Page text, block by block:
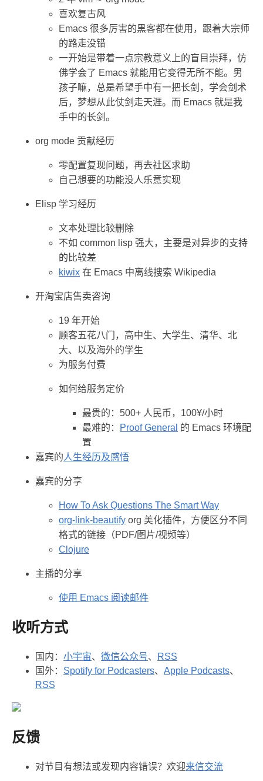
喜欢复古风
Emacs 很多厉害的黑客都在使用，跟着大宗师
的路走没错
一开始是带着一点宗教意义上的盲目崇拜，仿
佛学会了 Emacs 就能用它变得无所不能。男
孩子嘛，总是希望手中有一把长剑，学会剑术
后，梦想从此仗剑走天涯。而 Emacs 就是我
手中的长剑。
org mode 贡献经历
零配置复现问题，再去社区求助
自己想要的功能没人乐意实现
Elisp 学习经历
文本处理比较删除
不如 common lisp 强大，主要是对异步的支持
的比较差
kiwix 在 Emacs 中离线搜索 Wikipedia
开淘宝店售卖咨询
19 年开始
顾客五花八门，高中生、大学生、清华、北
大、以及海外的学生
为服务付费
如何给服务定价
最贵的：500+ 人民币，100¥/小时
最难的：
Proof General 的 Emacs 环境配
置
嘉宾的人生经历及感悟
嘉宾的分享
How To Ask Questions The Smart Way
org-link-beautify org 美化插件，方便区分不同
格式的链接（PDF/图片/视频等）
Clojure
主播的分享
使用 Emacs 阅读邮件
收听方式
国内： 小宇宙、 微信公众号、
RSS
国外： Spotify for Podcasters、 Apple Podcasts、
RSS
反馈
对节目有想法或发现内容错误？欢迎来信交流️